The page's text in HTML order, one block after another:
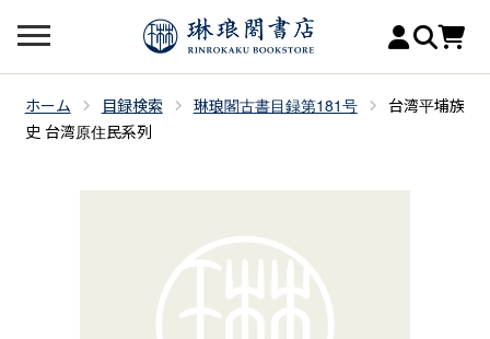
ホーム 目録検索 琳琅閣古書目録第181号
台湾平埔族
史 台湾原住民系列